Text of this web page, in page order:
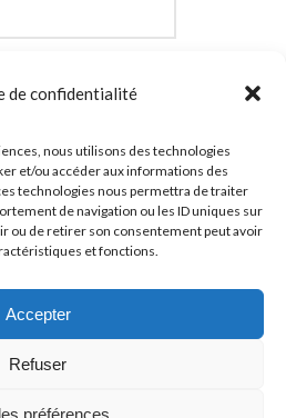
de confidentialité
nous utilisons des technologies
et/ou accéder aux informations des
technologies nous permettra de traiter
de navigation ou les ID uniques sur
ou de retirer son consentement peut avoir
et fonctions.
Accepter
Refuser
préférences
mon e-mail et mon site dans
prochain commentaire.
Actualité au sens large
Plan du site